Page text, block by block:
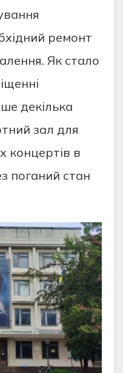
ремонт
Як стало
декілька
зал для
концертів в
поганий стан